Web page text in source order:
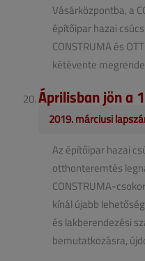
Vásárközpontba, a
építőipar hazai
CONSTRUMA és
kétévente
Áprilisban jön a
2019. márciusi
Az építőipar hazai
otthonteremtés
CONSTRUMA-
kínál újabb
és lakberendezési
bemutatkozásra,